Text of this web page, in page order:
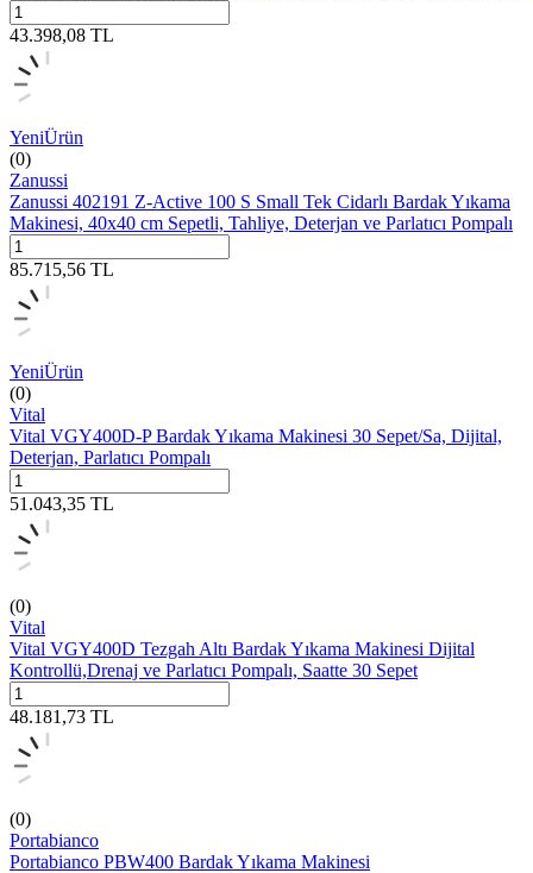
43.398,08 TL
YeniÜrün
(0)
Zanussi
Zanussi 402191 Z-Active 100 S Small Tek Cidarlı Bardak Yıkama
Makinesi, 40x40 cm Sepetli, Tahliye, Deterjan ve Parlatıcı Pompalı
85.715,56 TL
YeniÜrün
(0)
Vital
Vital VGY400D-P Bardak Yıkama Makinesi 30 Sepet/Sa, Dijital,
Deterjan, Parlatıcı Pompalı
51.043,35 TL
(0)
Vital
Vital VGY400D Tezgah Altı Bardak Yıkama Makinesi Dijital
Kontrollü,Drenaj ve Parlatıcı Pompalı, Saatte 30 Sepet
48.181,73 TL
(0)
Portabianco
Portabianco PBW400 Bardak Yıkama Makinesi